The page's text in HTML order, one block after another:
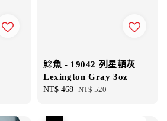
鯰魚 - 19042 列星頓灰
Lexington Gray 3oz
Sale
NT$ 468 Regular
NT$ 520